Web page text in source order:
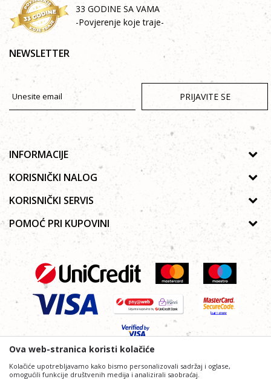
33 GODINE SA VAMA
-Povjerenje koje traje-
NEWSLETTER
PRIJAVITE SE
INFORMACIJE
O nama
Galerija
Saradnja
KORISNIČKI NALOG
Uputstvo za registraciju
Zaboravljena lozinka
Poručivanje
KORISNIČKI SERVIS
Politika privatnosti
Autorska prava
Uslovi korišćenja
Uslovi isporuke
Reklamacije
Plaćanje platnim karticama
POMOĆ PRI KUPOVINI
Kako kupiti online?
Najčešća pitanja
Ova web-stranica koristi kolačiće
Kolačiće upotrebljavamo kako bismo personalizovali sadržaj i oglase,
omogućili funkcije društvenih medija i analizirali saobraćaj.